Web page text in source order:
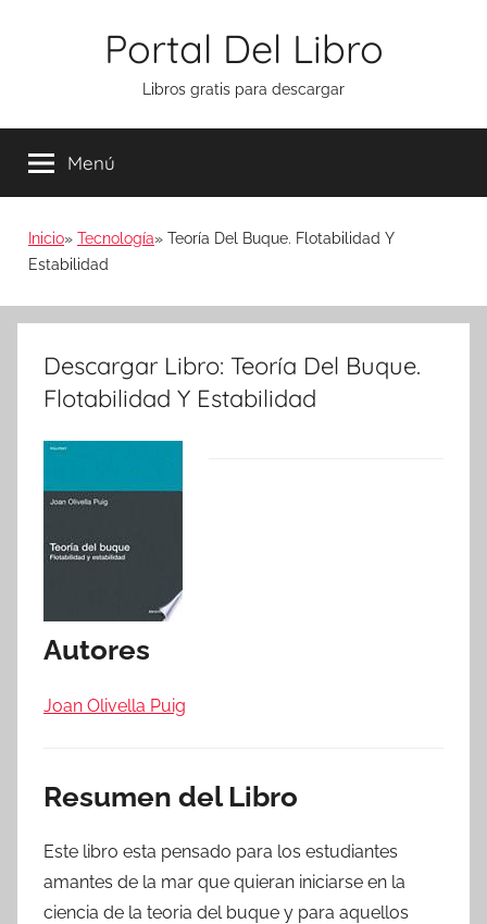
Portal Del Libro
Libros gratis para descargar
Menú
Inicio Tecnología
Teoría Del Buque. Flotabilidad Y
Estabilidad
Descargar Libro: Teoría Del Buque.
Flotabilidad Y Estabilidad
Autores
Joan Olivella Puig
Resumen del Libro
Este libro esta pensado para los estudiantes
amantes de la mar que quieran iniciarse en la
ciencia de la teoria del buque y para aquellos